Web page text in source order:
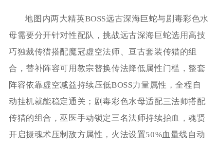
地图内两大精英BOSS远古深海巨蛇与剧毒彩色水
母需要分开针对性配队，挑战远古深海巨蛇选用高技
巧独裁传猎搭配魔冠虚空法师、亘古套装传猎的组
合，替补阵容可用教宗替换传法降低属性门槛，整套
阵容依靠虚空减益持续压低BOSS力量属性，全程自
动挂机就能稳定通关；剧毒彩色水母适配三法师搭配
传猎的组合，巫医手动锁定三名法师持续抬血，魂贤
开启摄魂术压制敌方属性，火法设置50%血量线自动